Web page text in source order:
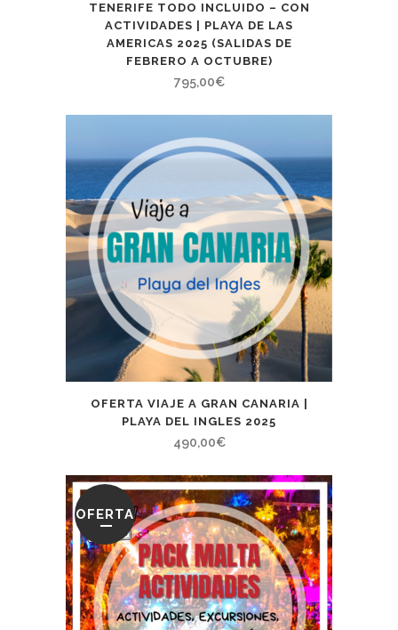
TENERIFE TODO INCLUIDO – CON
ACTIVIDADES | PLAYA DE LAS
AMERICAS 2025 (SALIDAS DE
FEBRERO A OCTUBRE)
795,00€
OFERTA VIAJE A GRAN CANARIA |
PLAYA DEL INGLES 2025
490,00€
OFERTA